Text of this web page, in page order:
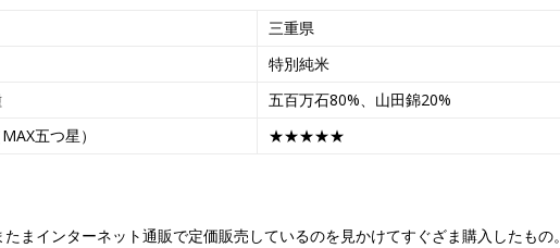
三重県
特別純米
五百万石80%、山田錦20%
五つ星）
★★★★★
たまインターネット通販で定価販売しているのを見かけてすぐざま購入したもの。